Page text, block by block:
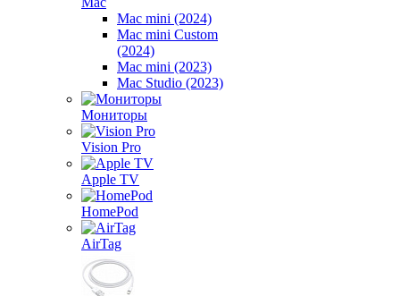
Mac mini (2024)
Mac mini Custom
(2024)
Mac mini (2023)
Mac Studio (2023)
Мониторы
Vision Pro
Apple TV
HomePod
AirTag